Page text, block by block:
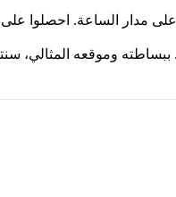
ببساطته وموقعه